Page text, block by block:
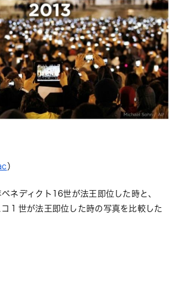
）
ネディクト16世が法王即位した時と、
１世が法王即位した時の写真を比較した